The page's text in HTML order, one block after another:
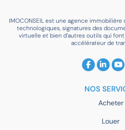
IMOCONSEIL est une agence
technologiques, signatures des
virtuelle et bien d’autres outils qui font
accélérateur de
NOS
Acheter
Louer